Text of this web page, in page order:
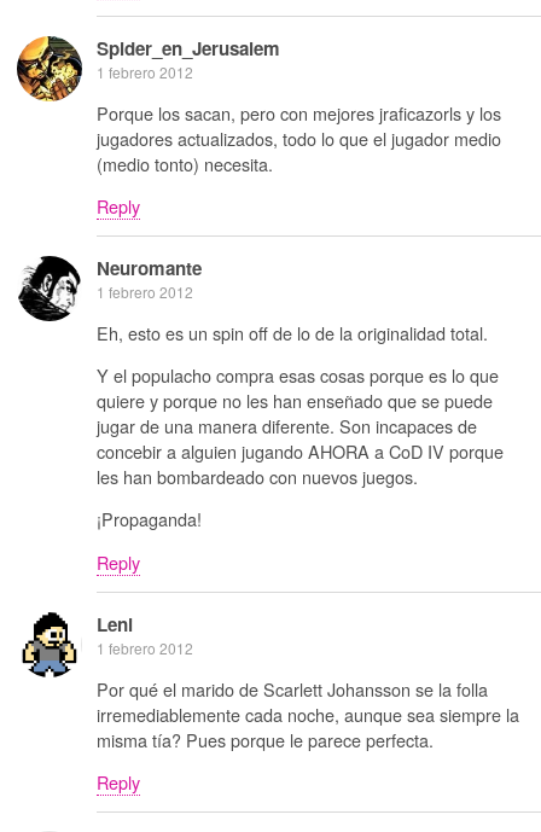
Spider_en_Jerusalem
1 febrero 2012
Porque los sacan, pero con mejores jraficazorls y los
jugadores actualizados, todo lo que el jugador medio
(medio tonto) necesita.
Reply
Neuromante
1 febrero 2012
Eh, esto es un spin off de lo de la originalidad total.
Y el populacho compra esas cosas porque es lo que
quiere y porque no les han enseñado que se puede
jugar de una manera diferente. Son incapaces de
concebir a alguien jugando AHORA a CoD IV porque
les han bombardeado con nuevos juegos.
¡Propaganda!
Reply
Leni
1 febrero 2012
Por qué el marido de Scarlett Johansson se la folla
irremediablemente cada noche, aunque sea siempre la
misma tía? Pues porque le parece perfecta.
Reply